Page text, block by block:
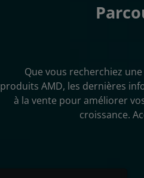
Que vous recherchiez
produits AMD, les dernières
à la vente pour améliorer
croissance.